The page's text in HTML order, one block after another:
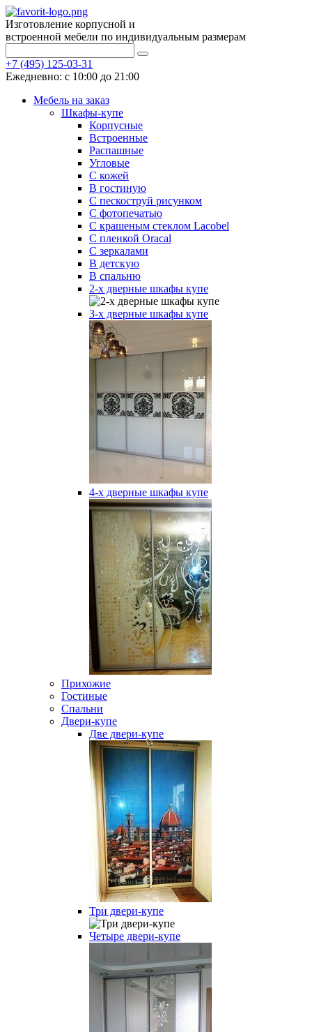
Изготовление корпусной и
встроенной мебели по индивидуальным размерам
+7 (495) 125-03-31
Ежедневно: с 10:00 до 21:00
Мебель на заказ
Шкафы-купе
Корпусные
Встроенные
Распашные
Угловые
С кожей
В гостиную
С пескоструй рисунком
С фотопечатью
С крашеным стеклом Lacobel
С пленкой Oracal
С зеркалами
В детскую
В спальню
2-х дверные шкафы купе
3-х дверные шкафы купе
4-х дверные шкафы купе
Прихожие
Гостиные
Спальни
Двери-купе
Две двери-купе
Три двери-купе
Четыре двери-купе